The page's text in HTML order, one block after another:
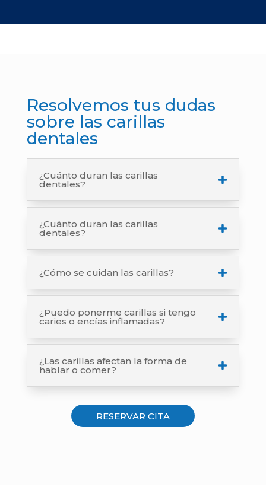
Resolvemos tus dudas
sobre las carillas
dentales
¿Cuánto duran las carillas
dentales?
¿Cuánto duran las carillas
dentales?
¿Cómo se cuidan las carillas?
¿Puedo ponerme carillas si tengo
caries o encías inflamadas?
¿Las carillas afectan la forma de
hablar o comer?
RESERVAR CITA